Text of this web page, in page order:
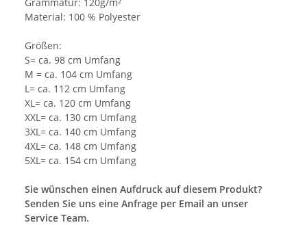
Material: 100 % Polyester
Größen:
S= ca. 98 cm Umfang
M = ca. 104 cm Umfang
L= ca. 112 cm Umfang
XL= ca. 120 cm Umfang
XXL= ca. 130 cm Umfang
3XL= ca. 140 cm Umfang
4XL= ca. 148 cm Umfang
5XL= ca. 154 cm Umfang
Sie wünschen einen Aufdruck auf diesem Produkt?
Senden Sie uns eine Anfrage per Email an unser
Service Team.